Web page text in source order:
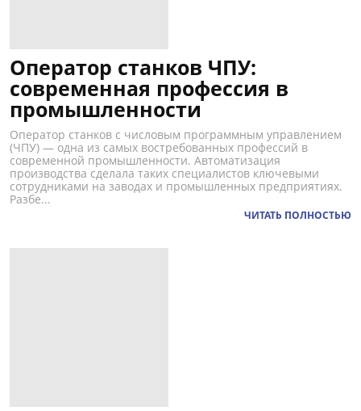
Оператор станков ЧПУ:
современная профессия в
промышленности
Оператор станков с числовым программным управлением
(ЧПУ) — одна из самых востребованных профессий в
современной промышленности. Автоматизация
производства сделала таких специалистов ключевыми
сотрудниками на заводах и промышленных предприятиях.
Разбе...
ЧИТАТЬ ПОЛНОСТЬЮ